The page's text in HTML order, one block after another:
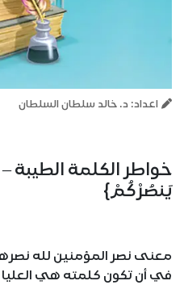
اعداد: د. خالد سلطان السلطان
خواطر الكلمة الطيبة –
يَنصُرْكُمْ}
معنى نصر المؤمنين لله
في أن تكون كلمته هي